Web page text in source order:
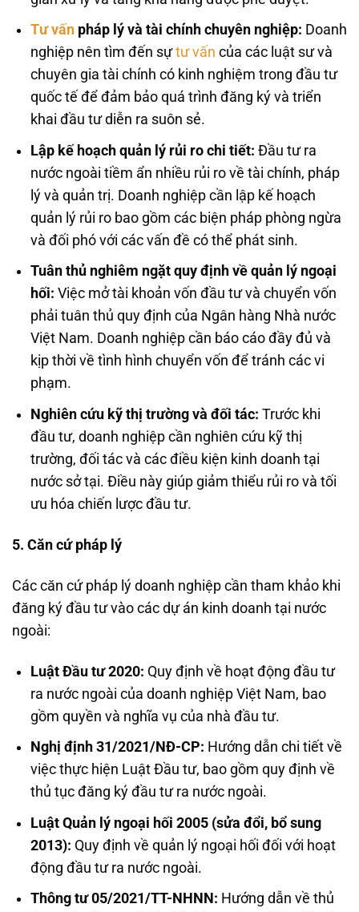
Tư vấnpháp lý và tài chính chuyên nghiệp: Doanh
nghiệp nên tìm đến sựtư vấn của các luật sư và
chuyên gia tài chính có kinh nghiệm trong đầu tư
quốc tế để đảm bảo quá trình đăng ký và triển
khai đầu tư diễn ra suôn sẻ.
Lập kế hoạch quản lý rủi ro chi tiết: Đầu tư ra
nước ngoài tiềm ẩn nhiều rủi ro về tài chính, pháp
lý và quản trị. Doanh nghiệp cần lập kế hoạch
quản lý rủi ro bao gồm các biện pháp phòng ngừa
và đối phó với các vấn đề có thể phát sinh.
Tuân thủ nghiêm ngặt quy định về quản lý ngoại
hối: Việc mở tài khoản vốn đầu tư và chuyển vốn
phải tuân thủ quy định của Ngân hàng Nhà nước
Việt Nam. Doanh nghiệp cần báo cáo đầy đủ và
kịp thời về tình hình chuyển vốn để tránh các vi
phạm.
Nghiên cứu kỹ thị trường và đối tác: Trước khi
đầu tư, doanh nghiệp cần nghiên cứu kỹ thị
trường, đối tác và các điều kiện kinh doanh tại
nước sở tại. Điều này giúp giảm thiểu rủi ro và tối
ưu hóa chiến lược đầu tư.
5. Căn cứ pháp lý
Các căn cứ pháp lý doanh nghiệp cần tham khảo khi
đăng ký đầu tư vào các dự án kinh doanh tại nước
ngoài:
Luật Đầu tư 2020: Quy định về hoạt động đầu tư
ra nước ngoài của doanh nghiệp Việt Nam, bao
gồm quyền và nghĩa vụ của nhà đầu tư.
Nghị định 31/2021/NĐ-CP: Hướng dẫn chi tiết về
việc thực hiện Luật Đầu tư, bao gồm quy định về
thủ tục đăng ký đầu tư ra nước ngoài.
Luật Quản lý ngoại hối 2005 (sửa đổi, bổ sung
2013): Quy định về quản lý ngoại hối đối với hoạt
động đầu tư ra nước ngoài.
Thông tư 05/2021/TT-NHNN: Hướng dẫn về thủ